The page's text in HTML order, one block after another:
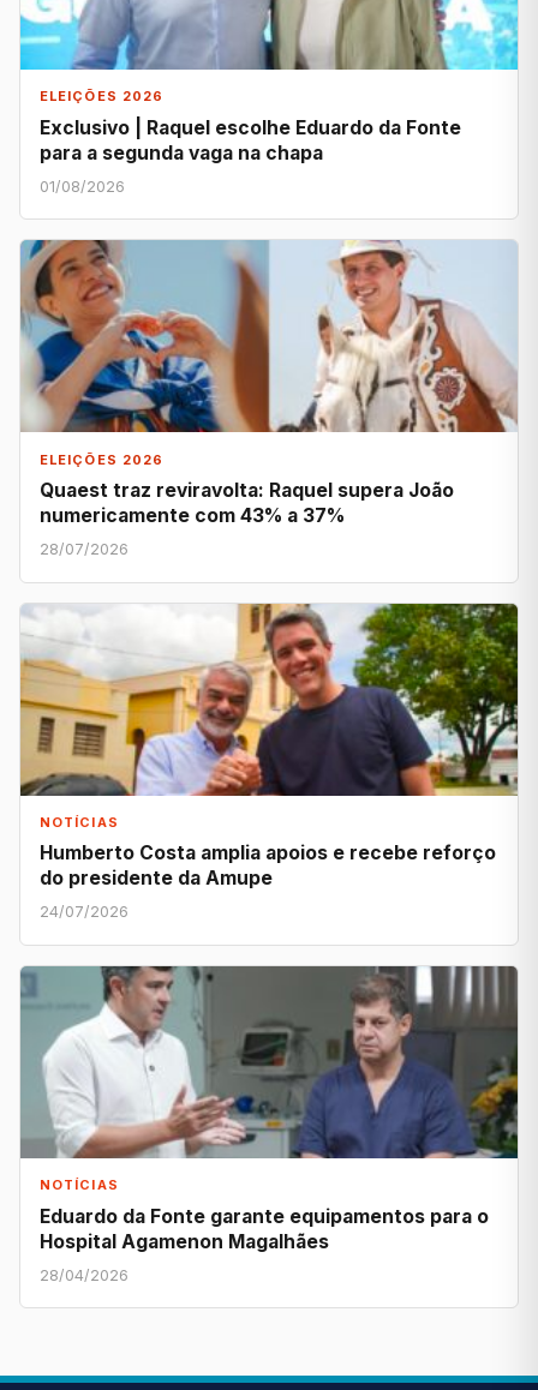
ELEIÇÕES 2026
Exclusivo | Raquel escolhe Eduardo da Fonte
para a segunda vaga na chapa
01/08/2026
ELEIÇÕES 2026
Quaest traz reviravolta: Raquel supera João
numericamente com 43% a 37%
28/07/2026
NOTÍCIAS
Humberto Costa amplia apoios e recebe reforço
do presidente da Amupe
24/07/2026
NOTÍCIAS
Eduardo da Fonte garante equipamentos para o
Hospital Agamenon Magalhães
28/04/2026